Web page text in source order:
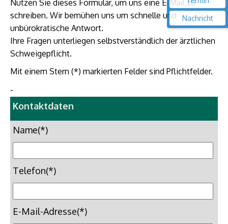
Nutzen Sie dieses Formular, um uns eine E-Mail zu
schreiben. Wir bemühen uns um schnelle und
unbürokratische Antwort.
Ihre Fragen unterliegen selbstverständlich der ärztlichen
Schweigepflicht.
Mit einem Stern (*) markierten Felder sind Pflichtfelder.
-
Kontaktdaten
Name(*)
Telefon(*)
E-Mail-Adresse(*)
Nachricht